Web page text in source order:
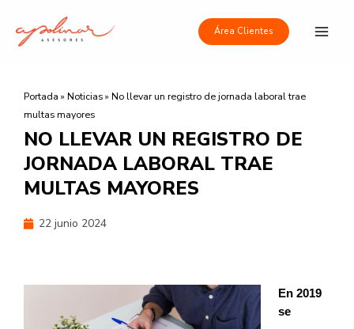
contenido
Área Clientes
Portada » Noticias» No llevar un registro de jornada laboral trae
multas mayores
NO LLEVAR UN REGISTRO DE
JORNADA LABORAL TRAE
MULTAS MAYORES
22 junio 2024
En 2019
se